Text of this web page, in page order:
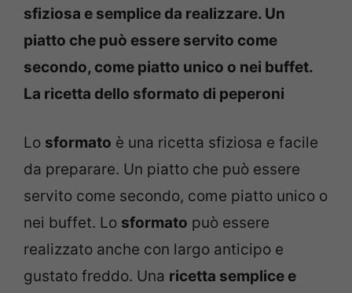
sfiziosa e semplice da realizzare. Un
piatto che può essere servito come
secondo, come piatto unico o nei buffet.
La ricetta dello sformato di peperoni
Lo sformato è una ricetta sfiziosa e facile
da preparare. Un piatto che può essere
servito come secondo, come piatto unico o
nei buffet. Lo sformato può essere
realizzato anche con largo anticipo e
gustato freddo. Una ricetta semplice e